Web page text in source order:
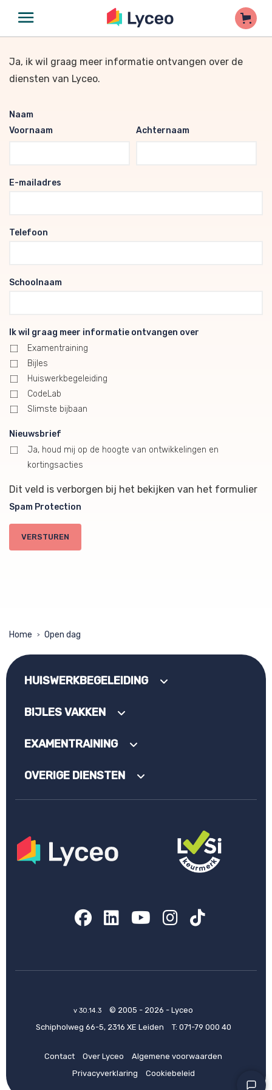
Ja, ik wil graag meer informatie ontvangen over de
diensten van Lyceo.
Naam
Voornaam
Achternaam
E-mailadres
Telefoon
Schoolnaam
Ik wil graag meer informatie ontvangen over
Examentraining
Bijles
Huiswerkbegeleiding
CodeLab
Slimste bijbaan
Nieuwsbrief
Ja, houd mij op de hoogte van ontwikkelingen en
kortingsacties
Dit veld is verborgen bij het bekijken van het formulier
Spam Protection
Home > Open dag
HUISWERKBEGELEIDING
BIJLES VAKKEN
EXAMENTRAINING
OVERIGE DIENSTEN
Facebook
LinkedIn
YouTube
Instagram
TikTok
v 30.14.3
© 2005 - 2026 - Lyceo
Schipholweg 66-5, 2316 XE Leiden
T: 071-79 000 40
Contact Over Lyceo
Algemene voorwaarden
Privacyverklaring
Cookiebeleid